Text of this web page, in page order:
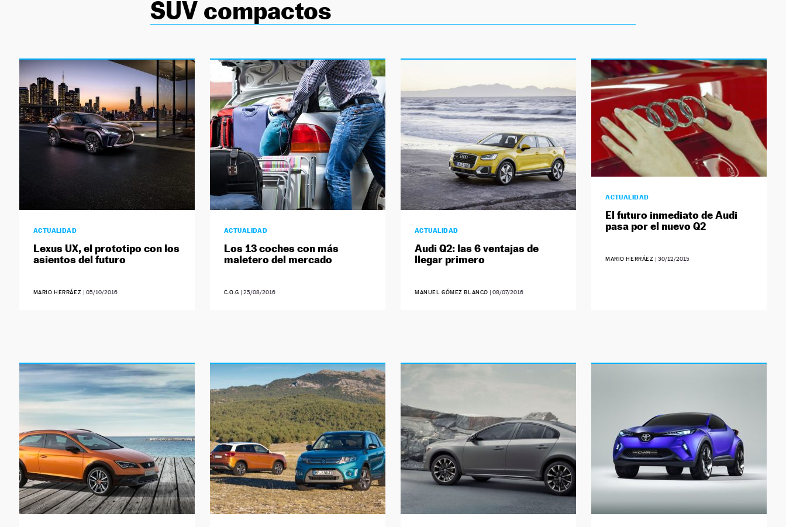
SUV compactos
ACTUALIDAD
Lexus UX, el prototipo con los
asientos del futuro
MARIO HERRÁEZ | 05/10/2016
ACTUALIDAD
Los 13 coches con más
maletero del mercado
C.O.G |25/08/2016
ACTUALIDAD
Audi Q2: las 6 ventajas de
llegar primero
MANUEL GÓMEZ BLANCO |08/07/2016
ACTUALIDAD
El futuro inmediato de Audi
pasa por el nuevo Q2
MARIO HERRÁEZ |30/12/2015